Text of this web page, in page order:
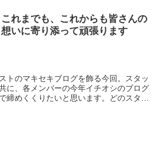
これまでも、これからも皆さんの
想いに寄り添って頑張ります
トのマキセキブログを飾る今回。スタッ
に、各メンバーの今年イチオシのブログ
締めくくりたいと思います。どのスタッ